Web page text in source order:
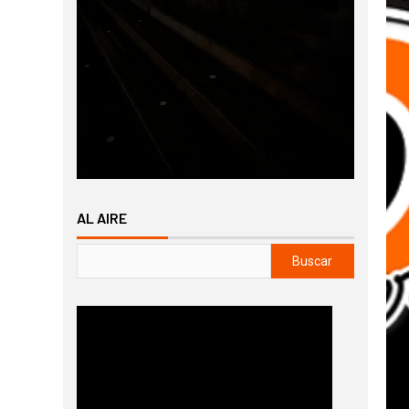
AL AIRE
Buscar